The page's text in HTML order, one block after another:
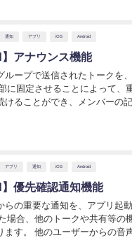
通知 アプリ iOS Android
アナウンス機能
ループで送信されたトークを
に固定させることによって、
けることができ、メンバーの
アプリ 通知 iOS Android
優先確認通知機能
らの重要な通知を、アプリ起
場合、他のトークや共有等の
ます。 他のユーザーからの音